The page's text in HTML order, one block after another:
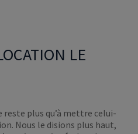
LE
reste plus qu’à mettre celui-
Nous le disions plus haut,